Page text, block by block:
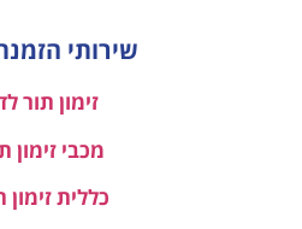
שירותי
זימון תור
מכבי זימון
כללית זימון